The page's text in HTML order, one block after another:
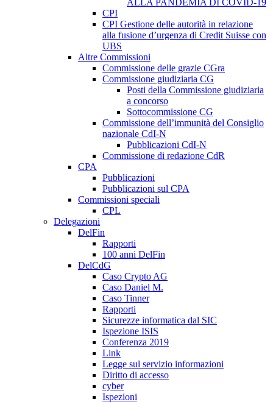
ALLA PANDEMIA DI COVID-19
CPI
CPI Gestione delle autorità in relazione
alla fusione d’urgenza di Credit Suisse con
UBS
Altre Commissioni
Commissione delle grazie CGra
Commissione giudiziaria CG
Posti della Commissione giudiziaria
a concorso
Sottocommissione CG
Commissione dell’immunità del Consiglio
nazionale CdI-N
Pubblicazioni CdI-N
Commissione di redazione CdR
CPA
Pubblicazioni
Pubblicazioni sul CPA
Commissioni speciali
CPL
Delegazioni
DelFin
Rapporti
100 anni DelFin
DelCdG
Caso Crypto AG
Caso Daniel M.
Caso Tinner
Rapporti
Sicurezze informatica dal SIC
Ispezione ISIS
Conferenza 2019
Link
Legge sul servizio informazioni
Diritto di accesso
cyber
Ispezioni